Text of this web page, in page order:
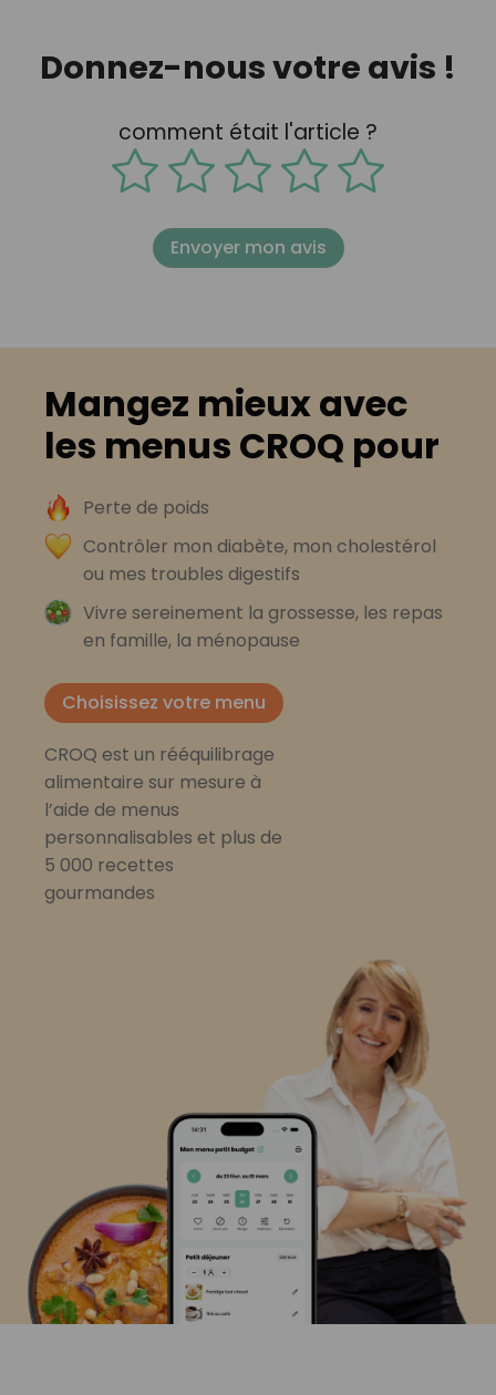
Donnez-nous votre avis !
comment était l'article ?
Envoyer mon avis
Mangez mieux avec
les menus CROQ pour
Perte de poids
Contrôler mon diabète, mon cholestérol
ou mes troubles digestifs
Vivre sereinement la grossesse, les repas
en famille, la ménopause
Choisissez votre menu
CROQ est un rééquilibrage
alimentaire sur mesure à
l’aide de menus
personnalisables et plus de
5 000 recettes
gourmandes